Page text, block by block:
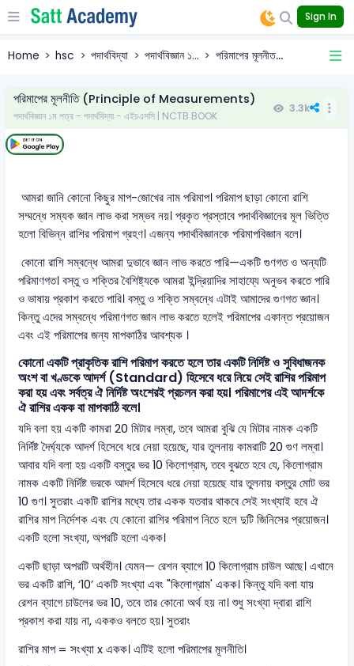
Sign In
Home hsc পদার্থবিদ্যা পদার্থবিজ্ঞান ১... পরিমাপের মূলনীত...
পরিমাপের মূলনীতি (Principle of Measurements)
পদার্থবিজ্ঞান ১ম পত্র - পদার্থবিদ্যা - এইচএসসি | NCTB BOOK
3.3k
আমরা জানি কোনো কিছুর মাপ-জোখের নাম পরিমাপ। পরিমাপ ছাড়া কোনো রাশি
সম্মন্ধে সম্যক জ্ঞান লাভ করা সম্ভব নয়। প্রকৃত প্রস্তাবে পদার্থবিজ্ঞানের মূল ভিত্তি
হলো বিভিন্ন রাশির পরিমাপ গ্রহণ। এজন্য পদার্থবিজ্ঞানকে পরিমাপবিজ্ঞান বলে।
কোনো রাশি সম্বন্ধে আমরা দুভাবে জ্ঞান লাভ করতে পারি—একটি গুণগত ও অন্যটি
পরিমাণগত। বস্তু ও শক্তির বৈশিষ্ট্যকে আমরা ইন্দ্রিয়াদির সাহায্যে অনুভব করতে পারি
ও ভাষায় প্রকাশ করতে পারি। বস্তু ও শক্তি সম্বন্ধে এটাই আমাদের গুণগত জ্ঞান।
কিন্তু এদের সম্বন্ধে পরিমাণগত জ্ঞান লাভ করতে হলেই পরিমাপের একান্ত প্রয়োজন
এবং এই পরিমাপের জন্য মাপকাঠির আবশ্যক ।
কোনো একটি প্রাকৃতিক রাশি পরিমাপ করতে হলে তার একটি নির্দিষ্ট ও সুবিধাজনক
অংশ বা খণ্ডকে আদর্শ (Standard) হিসেবে ধরে নিয়ে সেই রাশির পরিমাপ
করা হয় এবং সর্বত্র ঐ নির্দিষ্ট অংশেরই প্রচলন করা হয়। পরিমাপের এই আদর্শকে
ঐ রাশির একক বা মাপকাঠি বলে।
যদি বলা হয় একটি কামরা 20 মিটার লম্বা, তবে আমরা বুঝি যে মিটার নামক একটি
নির্দিষ্ট দৈর্ঘ্যকে আদর্শ হিসেবে ধরে নেয়া হয়েছে, যার তুলনায় কামরাটি 20 গুণ লম্বা।
আবার যদি বলা হয় একটি বস্তুর ভর 10 কিলোগ্রাম, তবে বুঝতে হবে যে, কিলোগ্রাম
নামক একটি নির্দিষ্ট ভরকে আদর্শ হিসেবে ধরে নেয়া হয়েছে যার তুলনায় বস্তুর মোট ভর
10 গুণ। সুতরাং একটি রাশির মধ্যে তার একক যতবার থাকবে সেই সংখ্যাই হবে ঐ
রাশির মাপ নির্দেশক এবং যে কোনো রাশির পরিমাপ নিতে হলে দুটি জিনিসের প্রয়োজন।
একটি হলো সংখ্যা, অপরটি হলো একক।
একটি ছাড়া অপরটি অর্থহীন। যেমন— রেশন ব্যাগে 10 কিলোগ্রাম চাউল আছে। এখানে
ভর একটি রাশি, ‘10’ একটি সংখ্যা এবং "কিলোগ্রাম' একক। কিন্তু যদি বলা যায়
রেশন ব্যাগে চাউলের ভর 10, তবে তার কোনো অর্থ হয় না। শুধু সংখ্যা দ্বারা রাশি
প্রকাশ করা যায় না, এককও বলতে হয়। সুতরাং
রাশির মাপ = সংখ্যা x একক। এটিই হলো পরিমাপের মূলনীতি।